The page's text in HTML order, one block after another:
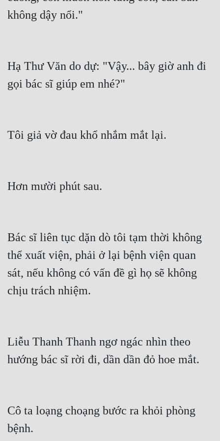
không dậy nổi."
Hạ Thư Văn do dự: "Vậy... bây giờ anh đi
gọi bác sĩ giúp em nhé?"
Tôi giả vờ đau khổ nhắm mắt lại.
Hơn mười phút sau.
Bác sĩ liên tục dặn dò tôi tạm thời không
thể xuất viện, phải ở lại bệnh viện quan
sát, nếu không có vấn đề gì họ sẽ không
chịu trách nhiệm.
Liễu Thanh Thanh ngơ ngác nhìn theo
hướng bác sĩ rời đi, dần dần đỏ hoe mắt.
Cô ta loạng choạng bước ra khỏi phòng
bệnh.